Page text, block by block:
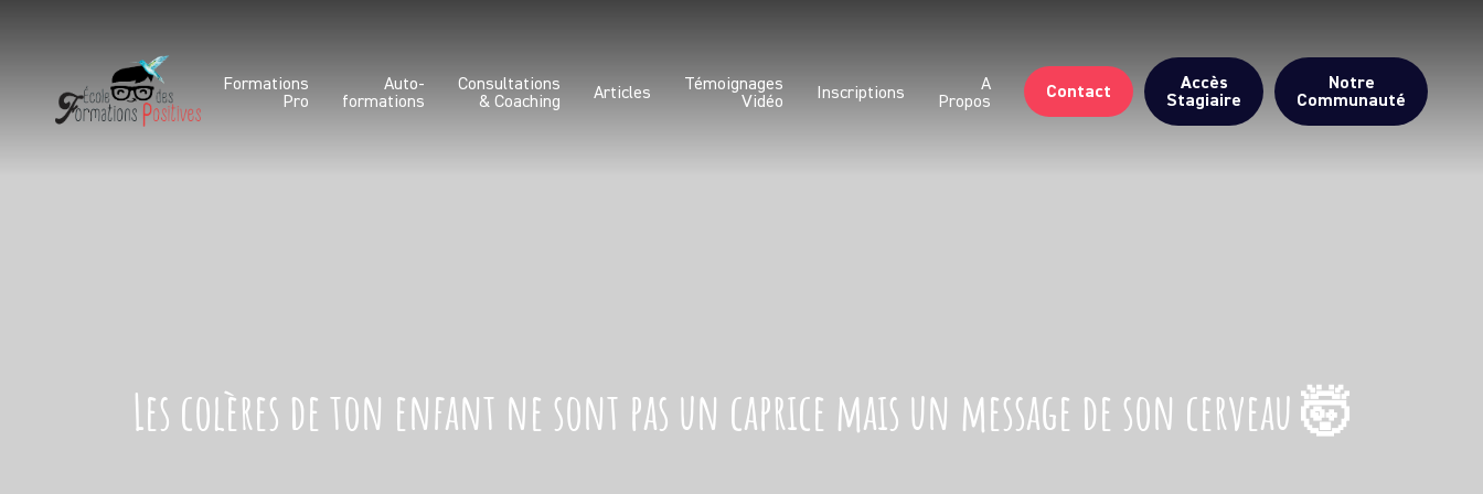
Formations
Pro
Auto-
formations
Consultations
& Coaching
Articles
Témoignages
Vidéo
Inscriptions
A
Propos
Contact Accès
Stagiaire
Notre
Communauté
Les colères de ton enfant ne sont pas un caprice mais un message de son cerveau 🤯